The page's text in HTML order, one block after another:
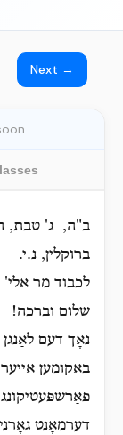
Next →
ב"ה, ג' טבת,
ברוקלין, נ.י.
לכבוד מר אלי'
שלום וברכה!
נאָך דעם
באַקומען
דערמאָנט